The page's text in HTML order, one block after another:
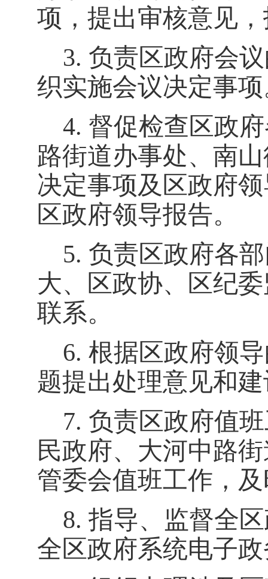
项，提出审核意见
3. 负责区政府会
织实施会议决定事项
4. 督促检查区政
路街道办事处、 南
决定事项及区政府
区政府领导报告。
5. 负责区政府各
大、区政协、区纪
联系。
6. 根据区政府领
题提出处理意见和
7. 负责区政府值
民政府、 大河中路
管委会值班工作，
8. 指导、监督全
全区政府系统电子